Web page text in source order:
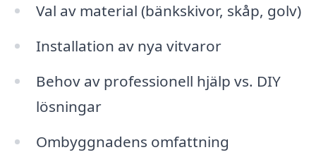
Val av material (bänkskivor, skåp, golv)
Installation av nya vitvaror
Behov av professionell hjälp vs. DIY
lösningar
Ombyggnadens omfattning